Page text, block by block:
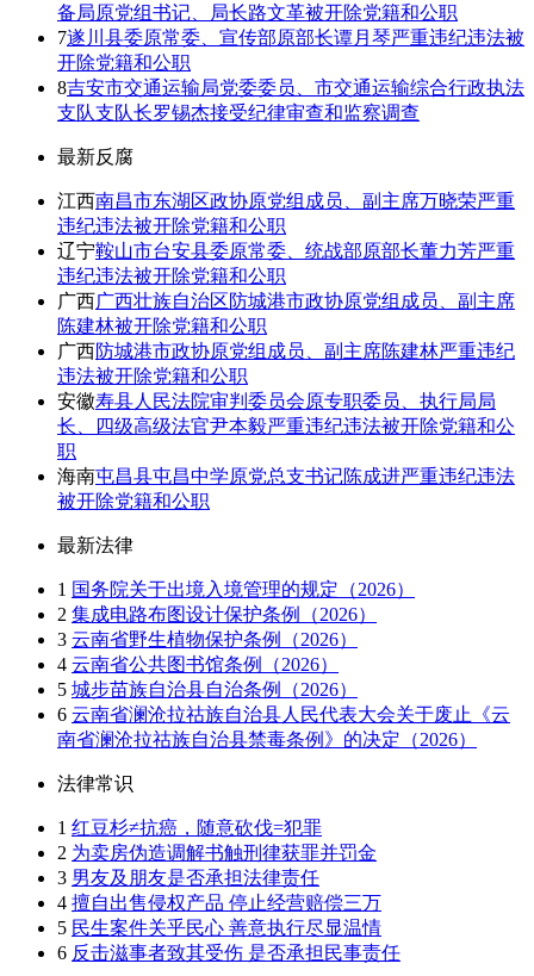
备局原党组书记、局长路文革被开除党籍和公职
7遂川县委原常委、宣传部原部长谭月琴严重违纪违法被
开除党籍和公职
8吉安市交通运输局党委委员、市交通运输综合行政执法
支队支队长罗锡杰接受纪律审查和监察调查
最新反腐
江西南昌市东湖区政协原党组成员、副主席万晓荣严重
违纪违法被开除党籍和公职
辽宁鞍山市台安县委原常委、统战部原部长董力芳严重
违纪违法被开除党籍和公职
广西广西壮族自治区防城港市政协原党组成员、副主席
陈建林被开除党籍和公职
广西防城港市政协原党组成员、副主席陈建林严重违纪
违法被开除党籍和公职
安徽寿县人民法院审判委员会原专职委员、执行局局
长、四级高级法官尹本毅严重违纪违法被开除党籍和公
职
海南屯昌县屯昌中学原党总支书记陈成进严重违纪违法
被开除党籍和公职
最新法律
1 国务院关于出境入境管理的规定（2026）
2 集成电路布图设计保护条例（2026）
3 云南省野生植物保护条例（2026）
4 云南省公共图书馆条例（2026）
5 城步苗族自治县自治条例（2026）
6 云南省澜沧拉祜族自治县人民代表大会关于废止《云
南省澜沧拉祜族自治县禁毒条例》的决定（2026）
法律常识
1 红豆杉≠抗癌，随意砍伐=犯罪
2 为卖房伪造调解书触刑律获罪并罚金
3 男友及朋友是否承担法律责任
4 擅自出售侵权产品 停止经营赔偿三万
5 民生案件关乎民心 善意执行尽显温情
6 反击滋事者致其受伤 是否承担民事责任